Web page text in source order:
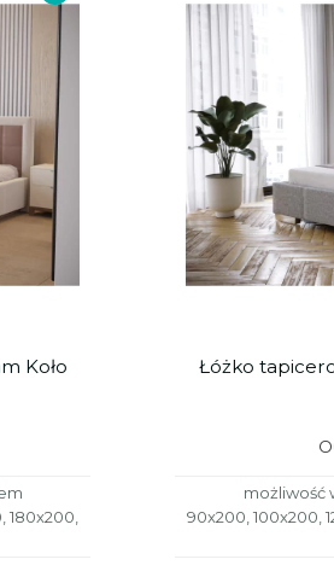
Koło
180x200,
Łóżko
możliwość
90x200, 100x200,